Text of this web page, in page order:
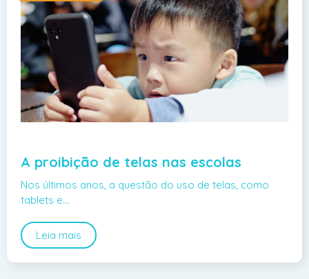
A proibição de telas nas escolas
Nos últimos anos, a questão do uso de telas, como
tablets e…
Leia mais